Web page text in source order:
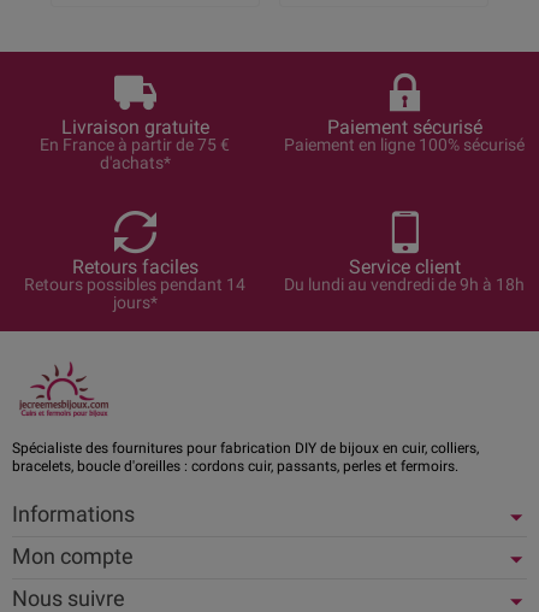
Livraison gratuite
En France à partir de 75 €
d'achats*
Paiement sécurisé
Paiement en ligne 100% sécurisé
Retours faciles
Retours possibles pendant 14
jours*
Service client
Du lundi au vendredi de 9h à 18h
Spécialiste des fournitures pour fabrication DIY de bijoux en cuir, colliers,
bracelets, boucle d'oreilles : cordons cuir, passants, perles et fermoirs.
Informations
Mon compte
Nous suivre